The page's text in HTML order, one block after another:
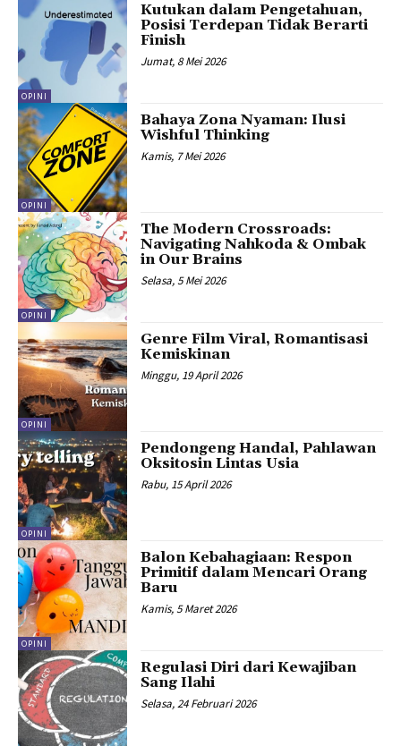
OPINI
Kutukan dalam Pengetahuan,
Posisi Terdepan Tidak Berarti
Finish
Jumat, 8 Mei 2026
OPINI
Bahaya Zona Nyaman: Ilusi
Wishful Thinking
Kamis, 7 Mei 2026
OPINI
The Modern Crossroads:
Navigating Nahkoda & Ombak
in Our Brains
Selasa, 5 Mei 2026
OPINI
Genre Film Viral, Romantisasi
Kemiskinan
Minggu, 19 April 2026
OPINI
Pendongeng Handal, Pahlawan
Oksitosin Lintas Usia
Rabu, 15 April 2026
OPINI
Balon Kebahagiaan: Respon
Primitif dalam Mencari Orang
Baru
Kamis, 5 Maret 2026
Regulasi Diri dari Kewajiban
Sang Ilahi
Selasa, 24 Februari 2026